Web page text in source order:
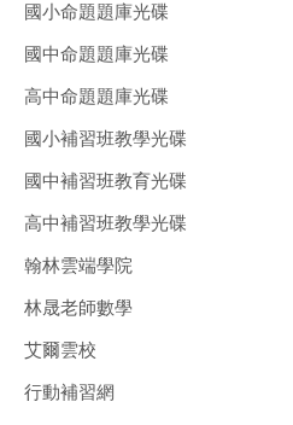
國小命題題庫光碟
國中命題題庫光碟
高中命題題庫光碟
國小補習班教學光碟
國中補習班教育光碟
高中補習班教學光碟
翰林雲端學院
林晟老師數學
艾爾雲校
行動補習網